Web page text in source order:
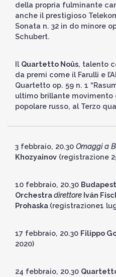
della propria fulminante
anche il prestigioso
Sonata n. 32 in do minore
Schubert.
Il Quartetto Noûs, talento
da premi come il Farulli e
Quartetto op. 59 n. 1
ultimo brillante
popolare russo, al Terzo
3 febbraio, 20.30 Omaggi a
Khozyainov (registrazione
10 febbraio, 20.30
Orchestradirettore Iván
Prohaska (registrazione1
17 febbraio, 20.30 Filippo
2020)
24 febbraio, 20.30